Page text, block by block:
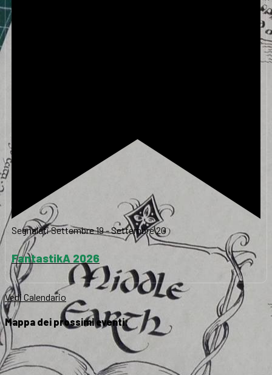
SegnalatiSettembre 19-Settembre 20
FantastikA 2026
Vedi Calendario
Mappa dei prossimi eventi: